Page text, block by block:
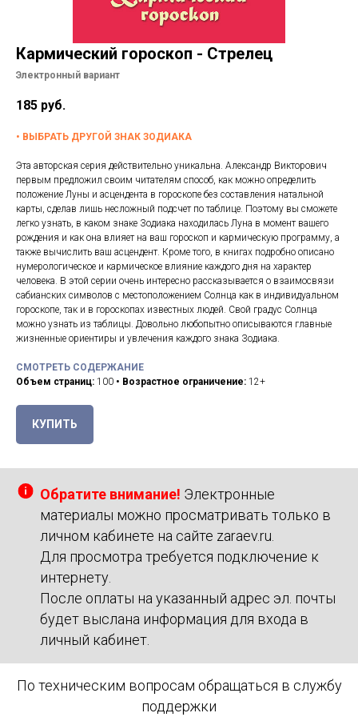
Подписки
Контакты
Кармический гороскоп - Стрелец
Электронный вариант
185 руб.
• ВЫБРАТЬ ДРУГОЙ ЗНАК ЗОДИАКА
Эта авторская серия действительно уникальна. Александр Викторович
первым предложил своим читателям способ, как можно определить
положение Луны и асцендента в гороскопе без составления натальной
карты, сделав лишь несложный подсчет по таблице. Поэтому вы сможете
легко узнать, в каком знаке Зодиака находилась Луна в момент вашего
рождения и как она влияет на ваш гороскоп и кармическую программу, а
также вычислить ваш асцендент. Кроме того, в книгах подробно описано
нумерологическое и кармическое влияние каждого дня на характер
человека. В этой серии очень интересно рассказывается о взаимосвязи
сабианских символов с местоположением Солнца как в индивидуальном
гороскопе, так и в гороскопах известных людей. Свой градус Солнца
можно узнать из таблицы. Довольно любопытно описываются главные
жизненные ориентиры и увлечения каждого знака Зодиака.
СМОТРЕТЬ СОДЕРЖАНИЕ
Объем страниц: 100 • Возрастное ограничение: 12+
КУПИТЬ
Обратите внимание! Электронные
материалы можно просматривать только в
личном кабинете на сайте zaraev.ru.
Для просмотра требуется подключение к
интернету.
После оплаты на указанный адрес эл. почты
будет выслана информация для входа в
личный кабинет.
По техническим вопросам обращаться в службу
поддержки